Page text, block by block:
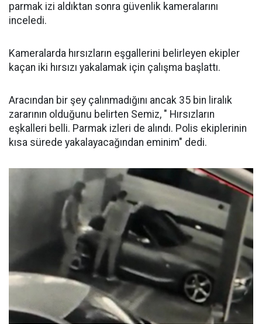
parmak izi aldıktan sonra güvenlik kameralarını
inceledi.
Kameralarda hırsızların eşgallerini belirleyen ekipler
kaçan iki hırsızı yakalamak için çalışma başlattı.
Aracından bir şey çalınmadığını ancak 35 bin liralık
zararının olduğunu belirten Semiz, " Hırsızların
eşkalleri belli. Parmak izleri de alındı. Polis ekiplerinin
kısa sürede yakalayacağından eminim" dedi.